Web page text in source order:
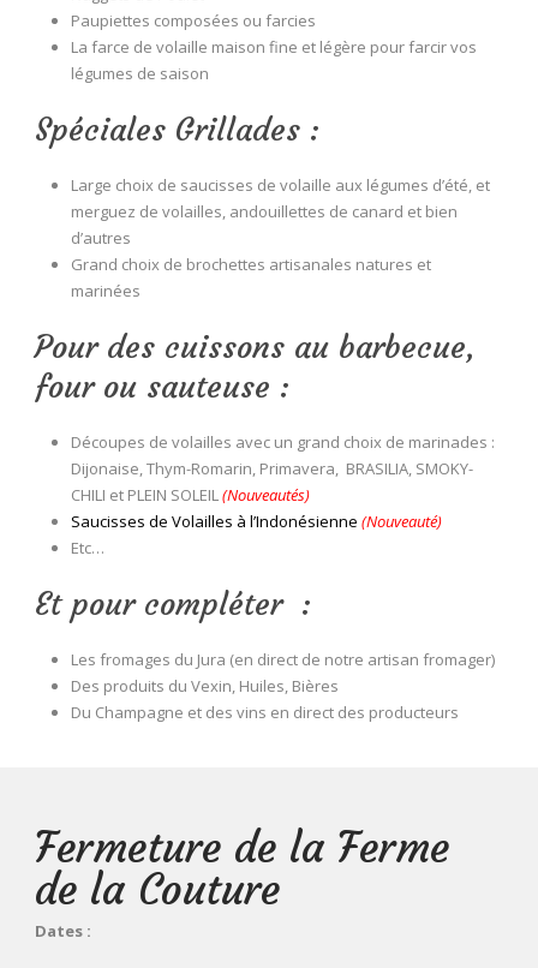
Paupiettes composées ou farcies
La farce de volaille maison fine et légère pour farcir vos
légumes de saison
Spéciales Grillades :
Large choix de saucisses de volaille aux légumes d’été, et
merguez de volailles, andouillettes de canard et bien
d’autres
Grand choix de brochettes artisanales natures et
marinées
Pour des cuissons au barbecue,
four ou sauteuse :
Découpes de volailles avec un grand choix de marinades :
Dijonaise, Thym-Romarin, Primavera, BRASILIA, SMOKY-
CHILI et PLEIN SOLEIL (Nouveautés)
Saucisses de Volailles à l’Indonésienne (Nouveauté)
Etc…
Et pour compléter :
Les fromages du Jura (en direct de notre artisan fromager)
Des produits du Vexin, Huiles, Bières
Du Champagne et des vins en direct des producteurs
Fermeture de la Ferme
de la Couture
Dates :